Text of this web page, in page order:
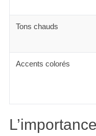
Tons chauds
Accents colorés